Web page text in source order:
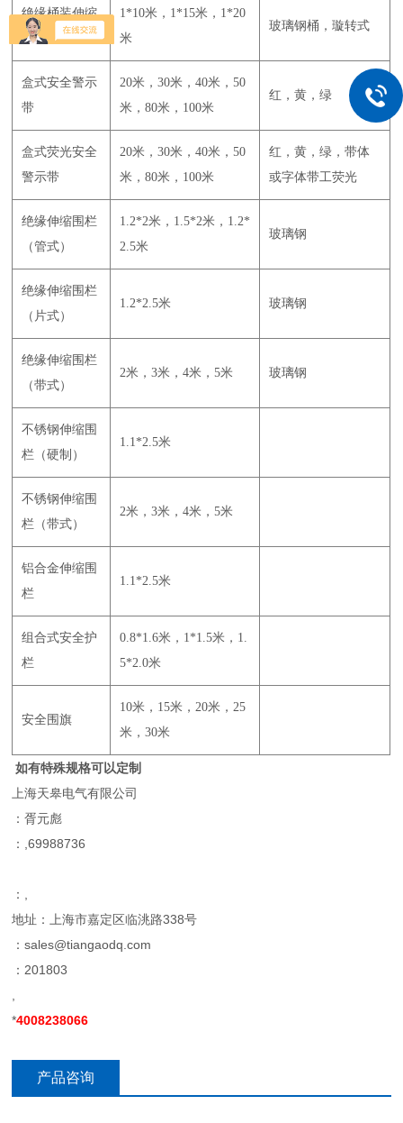
绝缘桶装伸缩
围网
1*10米，1*15米，1*20
米
玻璃钢桶，璇转式
盒式安全警示
带
20米，30米，40米，50
米，80米，100米
红，黄，绿
盒式荧光安全
警示带
20米，30米，40米，50
米，80米，100米
红，黄，绿，带体
或字体带工荧光
绝缘伸缩围栏
（管式）
1.2*2米，1.5*2米，1.2*
2.5米
玻璃钢
绝缘伸缩围栏
（片式）
1.2*2.5米 玻璃钢
绝缘伸缩围栏
（带式）
2米，3米，4米，5米 玻璃钢
不锈钢伸缩围
栏（硬制）
1.1*2.5米
不锈钢伸缩围
栏（带式）
2米，3米，4米，5米
铝合金伸缩围
栏
1.1*2.5米
组合式安全护
栏
0.8*1.6米，1*1.5米，1.
5*2.0米
安全围旗
10米，15米，20米，25
米，30米
如有特殊规格可以定制
上海天皋电气有限公司
：胥元彪
：,69988736
：,
地址：上海市嘉定区临洮路338号
：sales@tiangaodq.com
：201803
*4008238066
产品咨询